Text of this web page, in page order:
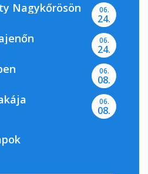
Nagykőrösön 06.
24.
06.
24.
06.
08.
06.
08.